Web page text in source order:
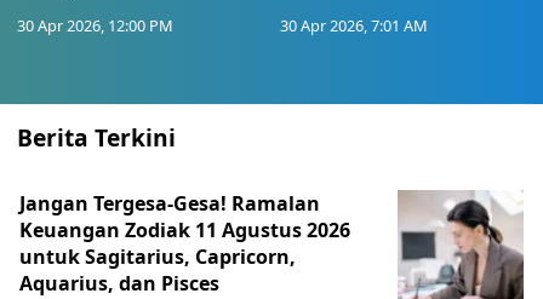
30 Apr 2026, 12:00 PM 30 Apr 2026, 7:01 AM
Berita Terkini
Jangan Tergesa-Gesa! Ramalan
Keuangan Zodiak 11 Agustus 2026
untuk Sagitarius, Capricorn,
Aquarius, dan Pisces